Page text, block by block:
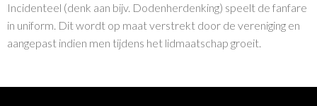
Incidenteel (denk aan bijv. Dodenherdenking) speelt de fanfare
in uniform. Dit wordt op maat verstrekt door de vereniging en
aangepast indien men tijdens het lidmaatschap groeit.